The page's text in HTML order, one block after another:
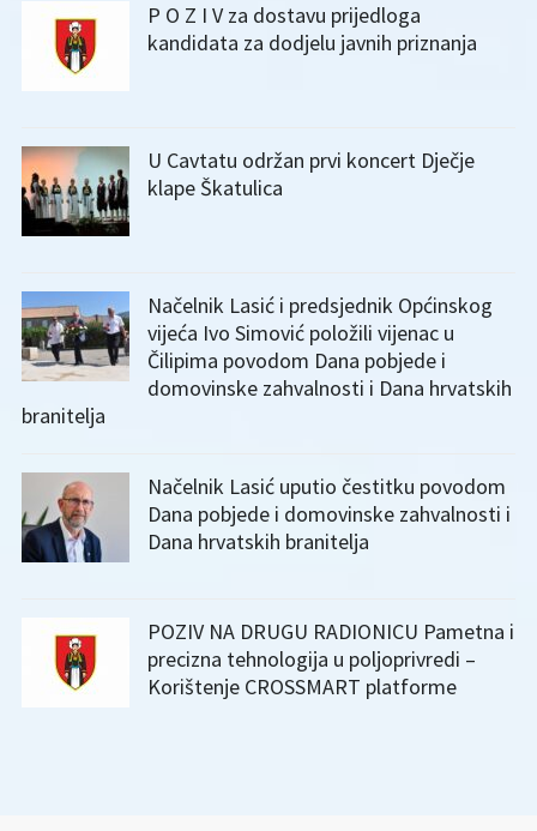
P O Z I V za dostavu prijedloga
kandidata za dodjelu javnih priznanja
U Cavtatu održan prvi koncert Dječje
klape Škatulica
Načelnik Lasić i predsjednik Općinskog
vijeća Ivo Simović položili vijenac u
Čilipima povodom Dana pobjede i
domovinske zahvalnosti i Dana hrvatskih
branitelja
Načelnik Lasić uputio čestitku povodom
Dana pobjede i domovinske zahvalnosti i
Dana hrvatskih branitelja
POZIV NA DRUGU RADIONICU Pametna i
precizna tehnologija u poljoprivredi –
Korištenje CROSSMART platforme